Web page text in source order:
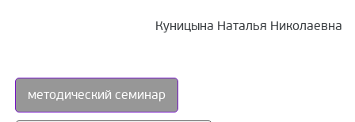
Куницына Наталья Николаевна
методический семинар